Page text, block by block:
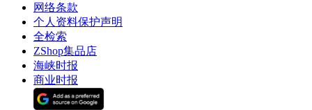
网络条款
个人资料保护声明
全检索
ZShop集品店
海峡时报
商业时报